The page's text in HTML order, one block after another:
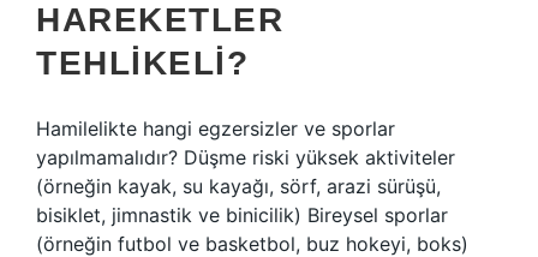
HAREKETLER
TEHLIKELI?
Hamilelikte hangi egzersizler ve sporlar
yapılmamalıdır? Düşme riski yüksek aktiviteler
(örneğin kayak, su kayağı, sörf, arazi sürüşü,
bisiklet, jimnastik ve binicilik) Bireysel sporlar
(örneğin futbol ve basketbol, ​​buz hokeyi, boks)